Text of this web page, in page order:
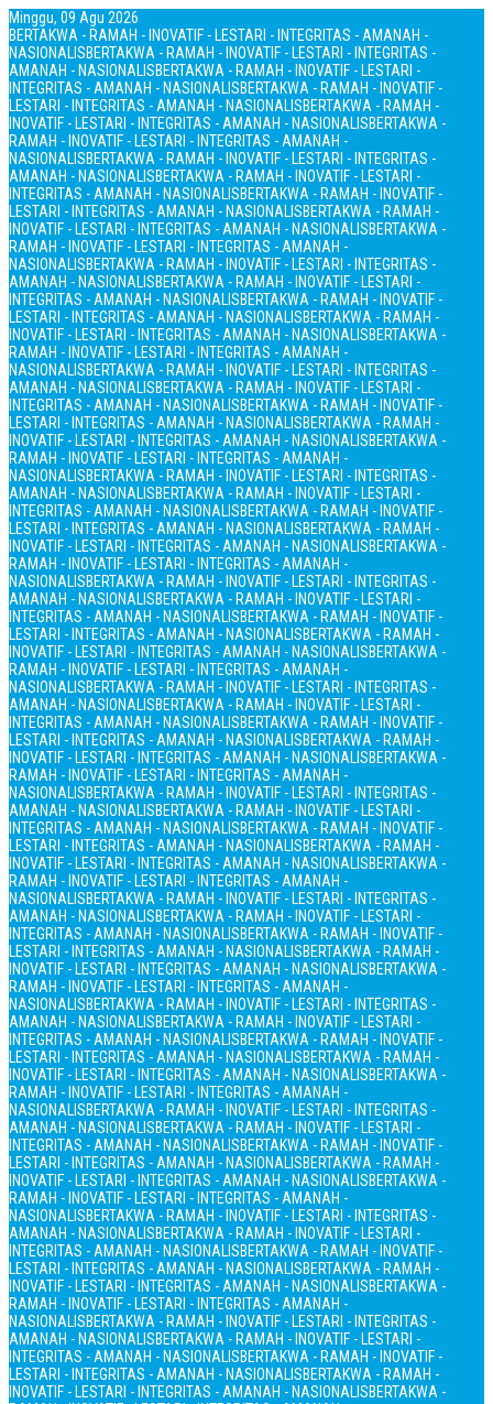
Minggu, 09 Agu 2026
BERTAKWA - RAMAH - INOVATIF - LESTARI - INTEGRITAS - AMANAH -
NASIONALISBERTAKWA - RAMAH - INOVATIF - LESTARI - INTEGRITAS -
AMANAH - NASIONALISBERTAKWA - RAMAH - INOVATIF - LESTARI -
INTEGRITAS - AMANAH - NASIONALISBERTAKWA - RAMAH - INOVATIF -
LESTARI - INTEGRITAS - AMANAH - NASIONALISBERTAKWA - RAMAH -
INOVATIF - LESTARI - INTEGRITAS - AMANAH - NASIONALISBERTAKWA -
RAMAH - INOVATIF - LESTARI - INTEGRITAS - AMANAH -
NASIONALISBERTAKWA - RAMAH - INOVATIF - LESTARI - INTEGRITAS -
AMANAH - NASIONALISBERTAKWA - RAMAH - INOVATIF - LESTARI -
INTEGRITAS - AMANAH - NASIONALISBERTAKWA - RAMAH - INOVATIF -
LESTARI - INTEGRITAS - AMANAH - NASIONALISBERTAKWA - RAMAH -
INOVATIF - LESTARI - INTEGRITAS - AMANAH - NASIONALISBERTAKWA -
RAMAH - INOVATIF - LESTARI - INTEGRITAS - AMANAH -
NASIONALISBERTAKWA - RAMAH - INOVATIF - LESTARI - INTEGRITAS -
AMANAH - NASIONALISBERTAKWA - RAMAH - INOVATIF - LESTARI -
INTEGRITAS - AMANAH - NASIONALISBERTAKWA - RAMAH - INOVATIF -
LESTARI - INTEGRITAS - AMANAH - NASIONALISBERTAKWA - RAMAH -
INOVATIF - LESTARI - INTEGRITAS - AMANAH - NASIONALISBERTAKWA -
RAMAH - INOVATIF - LESTARI - INTEGRITAS - AMANAH -
NASIONALISBERTAKWA - RAMAH - INOVATIF - LESTARI - INTEGRITAS -
AMANAH - NASIONALISBERTAKWA - RAMAH - INOVATIF - LESTARI -
INTEGRITAS - AMANAH - NASIONALISBERTAKWA - RAMAH - INOVATIF -
LESTARI - INTEGRITAS - AMANAH - NASIONALISBERTAKWA - RAMAH -
INOVATIF - LESTARI - INTEGRITAS - AMANAH - NASIONALISBERTAKWA -
RAMAH - INOVATIF - LESTARI - INTEGRITAS - AMANAH -
NASIONALISBERTAKWA - RAMAH - INOVATIF - LESTARI - INTEGRITAS -
AMANAH - NASIONALISBERTAKWA - RAMAH - INOVATIF - LESTARI -
INTEGRITAS - AMANAH - NASIONALISBERTAKWA - RAMAH - INOVATIF -
LESTARI - INTEGRITAS - AMANAH - NASIONALISBERTAKWA - RAMAH -
INOVATIF - LESTARI - INTEGRITAS - AMANAH - NASIONALISBERTAKWA -
RAMAH - INOVATIF - LESTARI - INTEGRITAS - AMANAH -
NASIONALISBERTAKWA - RAMAH - INOVATIF - LESTARI - INTEGRITAS -
AMANAH - NASIONALISBERTAKWA - RAMAH - INOVATIF - LESTARI -
INTEGRITAS - AMANAH - NASIONALISBERTAKWA - RAMAH - INOVATIF -
LESTARI - INTEGRITAS - AMANAH - NASIONALISBERTAKWA - RAMAH -
INOVATIF - LESTARI - INTEGRITAS - AMANAH - NASIONALISBERTAKWA -
RAMAH - INOVATIF - LESTARI - INTEGRITAS - AMANAH -
NASIONALISBERTAKWA - RAMAH - INOVATIF - LESTARI - INTEGRITAS -
AMANAH - NASIONALISBERTAKWA - RAMAH - INOVATIF - LESTARI -
INTEGRITAS - AMANAH - NASIONALISBERTAKWA - RAMAH - INOVATIF -
LESTARI - INTEGRITAS - AMANAH - NASIONALISBERTAKWA - RAMAH -
INOVATIF - LESTARI - INTEGRITAS - AMANAH - NASIONALISBERTAKWA -
RAMAH - INOVATIF - LESTARI - INTEGRITAS - AMANAH -
NASIONALISBERTAKWA - RAMAH - INOVATIF - LESTARI - INTEGRITAS -
AMANAH - NASIONALISBERTAKWA - RAMAH - INOVATIF - LESTARI -
INTEGRITAS - AMANAH - NASIONALISBERTAKWA - RAMAH - INOVATIF -
LESTARI - INTEGRITAS - AMANAH - NASIONALISBERTAKWA - RAMAH -
INOVATIF - LESTARI - INTEGRITAS - AMANAH - NASIONALISBERTAKWA -
RAMAH - INOVATIF - LESTARI - INTEGRITAS - AMANAH -
NASIONALISBERTAKWA - RAMAH - INOVATIF - LESTARI - INTEGRITAS -
AMANAH - NASIONALISBERTAKWA - RAMAH - INOVATIF - LESTARI -
INTEGRITAS - AMANAH - NASIONALISBERTAKWA - RAMAH - INOVATIF -
LESTARI - INTEGRITAS - AMANAH - NASIONALISBERTAKWA - RAMAH -
INOVATIF - LESTARI - INTEGRITAS - AMANAH - NASIONALISBERTAKWA -
RAMAH - INOVATIF - LESTARI - INTEGRITAS - AMANAH -
NASIONALISBERTAKWA - RAMAH - INOVATIF - LESTARI - INTEGRITAS -
AMANAH - NASIONALISBERTAKWA - RAMAH - INOVATIF - LESTARI -
INTEGRITAS - AMANAH - NASIONALISBERTAKWA - RAMAH - INOVATIF -
LESTARI - INTEGRITAS - AMANAH - NASIONALISBERTAKWA - RAMAH -
INOVATIF - LESTARI - INTEGRITAS - AMANAH - NASIONALISBERTAKWA -
RAMAH - INOVATIF - LESTARI - INTEGRITAS - AMANAH -
NASIONALISBERTAKWA - RAMAH - INOVATIF - LESTARI - INTEGRITAS -
AMANAH - NASIONALISBERTAKWA - RAMAH - INOVATIF - LESTARI -
INTEGRITAS - AMANAH - NASIONALISBERTAKWA - RAMAH - INOVATIF -
LESTARI - INTEGRITAS - AMANAH - NASIONALISBERTAKWA - RAMAH -
INOVATIF - LESTARI - INTEGRITAS - AMANAH - NASIONALISBERTAKWA -
RAMAH - INOVATIF - LESTARI - INTEGRITAS - AMANAH -
NASIONALISBERTAKWA - RAMAH - INOVATIF - LESTARI - INTEGRITAS -
AMANAH - NASIONALISBERTAKWA - RAMAH - INOVATIF - LESTARI -
INTEGRITAS - AMANAH - NASIONALISBERTAKWA - RAMAH - INOVATIF -
LESTARI - INTEGRITAS - AMANAH - NASIONALISBERTAKWA - RAMAH -
INOVATIF - LESTARI - INTEGRITAS - AMANAH - NASIONALISBERTAKWA -
RAMAH - INOVATIF - LESTARI - INTEGRITAS - AMANAH -
NASIONALISBERTAKWA - RAMAH - INOVATIF - LESTARI - INTEGRITAS -
AMANAH - NASIONALISBERTAKWA - RAMAH - INOVATIF - LESTARI -
INTEGRITAS - AMANAH - NASIONALISBERTAKWA - RAMAH - INOVATIF -
LESTARI - INTEGRITAS - AMANAH - NASIONALISBERTAKWA - RAMAH -
INOVATIF - LESTARI - INTEGRITAS - AMANAH - NASIONALISBERTAKWA -